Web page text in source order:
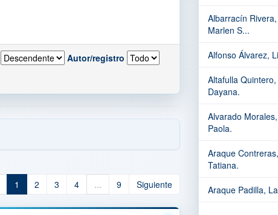
Autor/registro
1 2 3 4 ... 9 Siguiente
Albarracín
Marlen S...
Alfonso Álvarez,
Altafulla
Dayana.
Alvarado
Paola.
Araque
Tatiana.
Araque Padilla,